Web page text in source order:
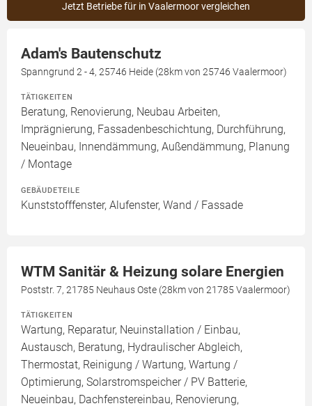
Jetzt Betriebe für in Vaalermoor vergleichen
Adam's Bautenschutz
Spanngrund 2 - 4, 25746 Heide (28km von 25746 Vaalermoor)
TÄTIGKEITEN
Beratung, Renovierung, Neubau Arbeiten,
Imprägnierung, Fassadenbeschichtung, Durchführung,
Neueinbau, Innendämmung, Außendämmung, Planung
/ Montage
GEBÄUDETEILE
Kunststofffenster, Alufenster, Wand / Fassade
WTM Sanitär & Heizung solare Energien
Poststr. 7, 21785 Neuhaus Oste (28km von 21785 Vaalermoor)
TÄTIGKEITEN
Wartung, Reparatur, Neuinstallation / Einbau,
Austausch, Beratung, Hydraulischer Abgleich,
Thermostat, Reinigung / Wartung, Wartung /
Optimierung, Solarstromspeicher / PV Batterie,
Neueinbau, Dachfenstereinbau, Renovierung,